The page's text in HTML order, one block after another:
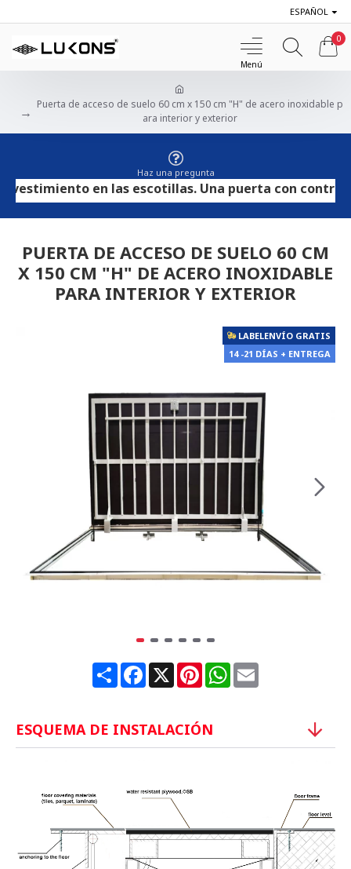
ESPAÑOL
0
Puerta de acceso de suelo 60 cm x 150 cm "H" de acero inoxidable p
ara interior y exterior
Haz una pregunta
en las escotillas. Una puerta con
PUERTA DE ACCESO DE SUELO 60 CM
X 150 CM "H" DE ACERO INOXIDABLE
PARA INTERIOR Y EXTERIOR
LABELENVÍO GRATIS
14 -21 DÍAS + ENTREGA
ShareFacebook
X PinterestWhatsApp
Email
ESQUEMA DE INSTALACIÓN